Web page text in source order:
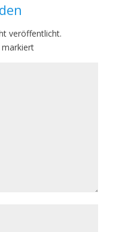
veröffentlicht.
markiert